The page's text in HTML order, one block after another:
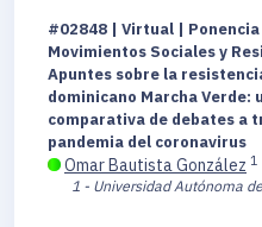
#02848 | Virtual |
Movimientos Sociales y
Apuntes sobre la
dominicano Marcha
comparativa de debates a
pandemia del coronavirus
Omar Bautista González 1
1 - Universidad Autónoma